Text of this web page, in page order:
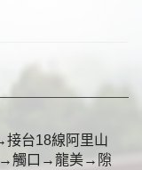
台18線阿里山
→觸口→龍美→隙